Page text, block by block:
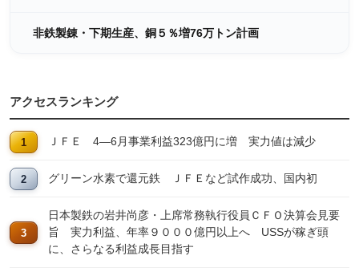
非鉄製錬・下期生産、銅５％増76万トン計画
アクセスランキング
ＪＦＥ 4―6月事業利益323億円に増 実力値は減少
グリーン水素で還元鉄 ＪＦＥなど試作成功、国内初
日本製鉄の岩井尚彦・上席常務執行役員ＣＦＯ決算会見要
旨 実力利益、年率９０００億円以上へ USSが稼ぎ頭
に、さらなる利益成長目指す